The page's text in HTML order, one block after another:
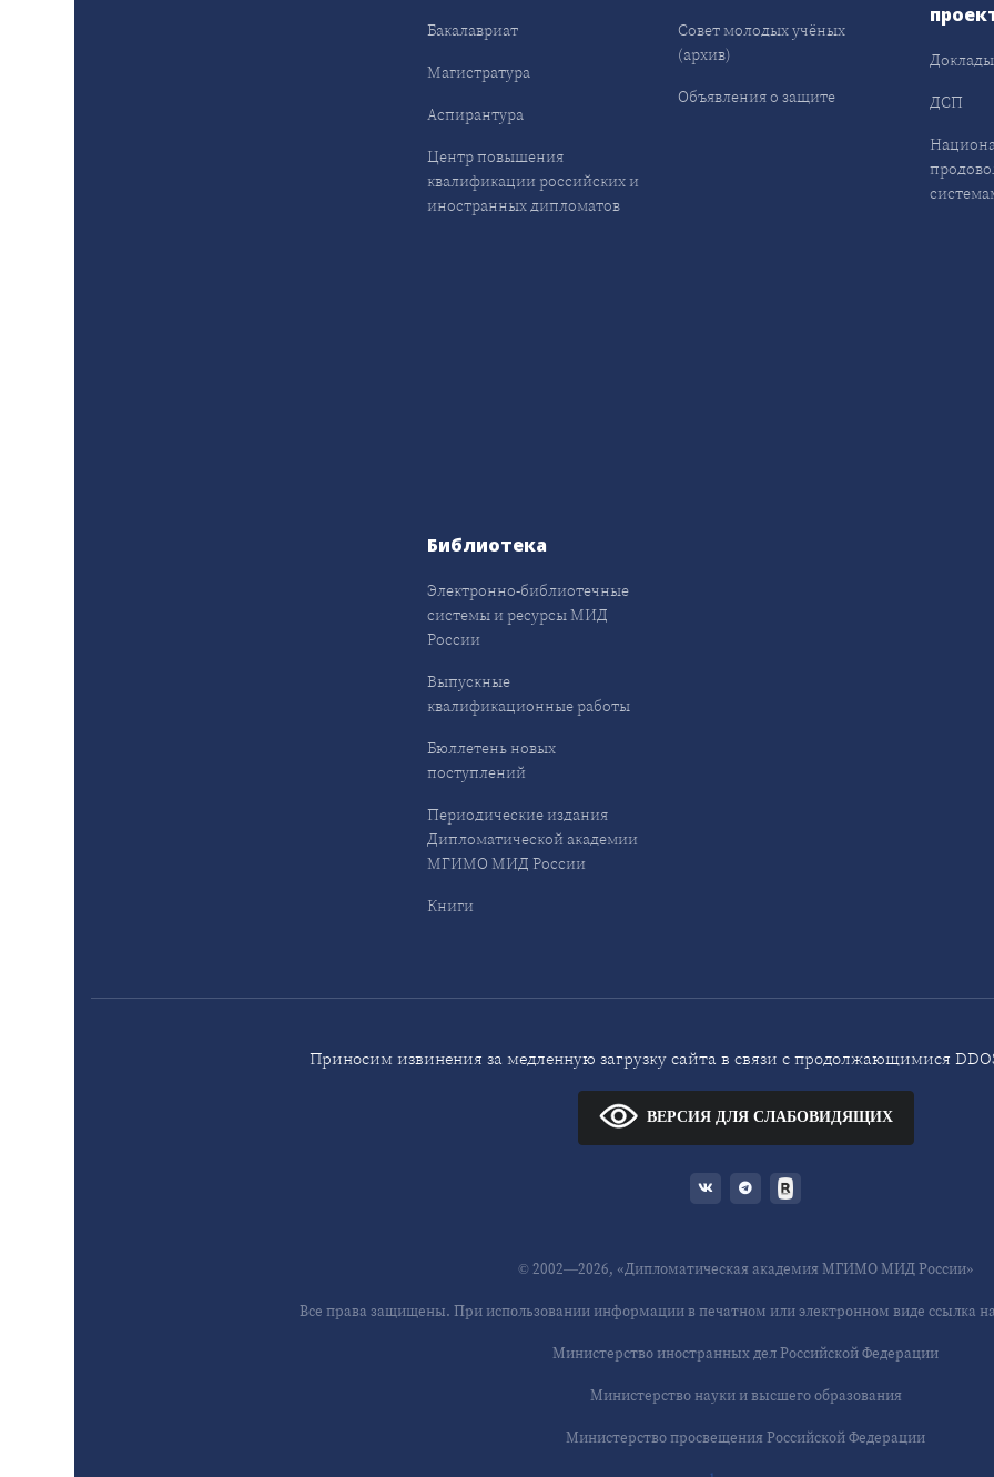
Бакалавриат
Магистратура
Аспирантура
Центр повышения
квалификации российских и
иностранных дипломатов
Совет молодых учёных
(архив)
Объявления о защите
Доклады
ДСП
Библиотека
Электронно-библиотечные
системы и ресурсы МИД
России
Выпускные
квалификационные работы
Бюллетень новых
поступлений
Периодические издания
Дипломатической академии
МГИМО МИД России
Книги
Приносим извинения за медленную загрузку сайта в связи с продолжающимися
ВЕРСИЯ ДЛЯ СЛАБОВИДЯЩИХ
© 2002—2026, «Дипломатическая академия МГИМО МИД России»
Все права защищены. При использовании информации в печатном или электронном виде ссылка
Министерство иностранных дел Российской Федерации
Министерство науки и высшего образования
Министерство просвещения Российской Федерации